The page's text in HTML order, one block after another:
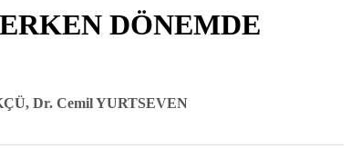
DÖNEMDE
Dr. Cemil YURTSEVEN